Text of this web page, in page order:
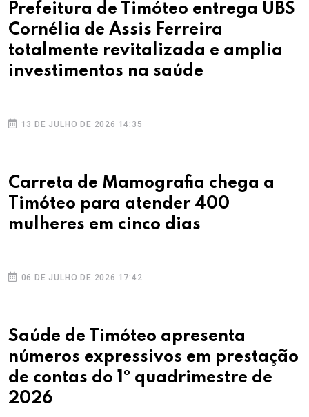
Prefeitura de Timóteo entrega UBS
Cornélia de Assis Ferreira
totalmente revitalizada e amplia
investimentos na saúde
13 DE JULHO DE 2026 14:35
Carreta de Mamografia chega a
Timóteo para atender 400
mulheres em cinco dias
06 DE JULHO DE 2026 17:42
Saúde de Timóteo apresenta
números expressivos em prestação
de contas do 1º quadrimestre de
2026